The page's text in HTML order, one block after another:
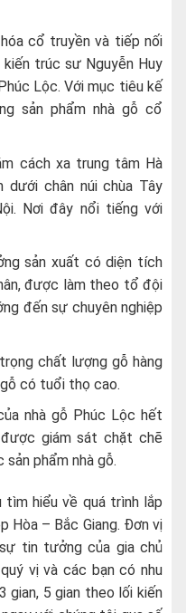
cổ truyền và tiếp nối
trúc sư Nguyễn Huy
Lộc. Với mục tiêu kế
sản phẩm nhà gỗ cổ
cách xa trung tâm Hà
dưới chân núi chùa Tây
Nơi đây nổi tiếng với
sản xuất có diện tích
được làm theo tổ đội
đến sự chuyên nghiệp
chất lượng gỗ hàng
có tuổi thọ cao.
nhà gỗ Phúc Lộc hết
giám sát chặt chẽ
phẩm nhà gỗ.
tìm hiểu về quá trình lắp
Hòa – Bắc Giang. Đơn vị
tin tưởng của gia chủ
vị và các bạn có nhu
gian, 5 gian theo lối kiến